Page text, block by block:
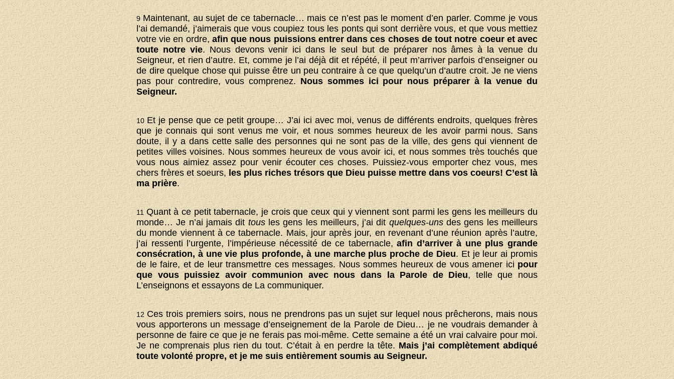
9Maintenant, au sujet de ce tabernacle… mais ce n’est pas le moment d’en parler. Comme je vous
l’ai demandé, j’aimerais que vous coupiez tous les ponts qui sont derrière vous, et que vous mettiez
votre vie en ordre,afin que nous puissions entrer dans ces choses de tout notre coeur et avec
toute notre vie. Nous devons venir ici dans le seul but de préparer nos âmes à la venue du
Seigneur, et rien d’autre. Et, comme je l’ai déjà dit et répété, il peut m’arriver parfois d’enseigner ou
de dire quelque chose qui puisse être un peu contraire à ce que quelqu’un d’autre croit. Je ne viens
pas pour contredire, vous comprenez.Nous sommes ici pour nous préparer à la venue du
Seigneur.
10 Et je pense que ce petit groupe… J’ai ici avec moi, venus de différents endroits, quelques frères
que je connais qui sont venus me voir, et nous sommes heureux de les avoir parmi nous. Sans
doute, il y a dans cette salle des personnes qui ne sont pas de la ville, des gens qui viennent de
petites villes voisines. Nous sommes heureux de vous avoir ici, et nous sommes très touchés que
vous nous aimiez assez pour venir écouter ces choses. Puissiez-vous emporter chez vous, mes
chers frères et soeurs, les plus riches trésors que Dieu puisse mettre dans vos coeurs! C’est là
ma prière.
11Quant à ce petit tabernacle, je crois que ceux qui y viennent sont parmi les gens les meilleurs du
monde… Je n’ai jamais dittousles gens les meilleurs, j’ai ditquelques-unsdes gens les meilleurs
du monde viennent à ce tabernacle. Mais, jour après jour, en revenant d’une réunion après l’autre,
j’ai ressenti l’urgente, l’impérieuse nécessité de ce tabernacle,afin d’arriver à une plus grande
consécration, à une vie plus profonde, à une marche plus proche de Dieu. Et je leur ai promis
de le faire, et de leur transmettre ces messages. Nous sommes heureux de vous amener icipour
que vous puissiez avoir communion avec nous dans la Parole de Dieu, telle que nous
L’enseignons et essayons de La communiquer.
12Ces trois premiers soirs, nous ne prendrons pas un sujet sur lequel nous prêcherons, mais nous
vous apporterons un message d’enseignement de la Parole de Dieu… je ne voudrais demander à
personne de faire ce que je ne ferais pas moi-même. Cette semaine a été un vrai calvaire pour moi.
Je ne comprenais plus rien du tout. C’était à en perdre la tête. Mais j’ai complètement abdiqué
toute volonté propre, et je me suis entièrement soumis au Seigneur.